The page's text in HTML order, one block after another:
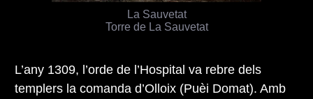
La Sauvetat
Torre de La Sauvetat
L’any 1309, l’orde de l’Hospital va rebre dels
templers la comanda d’Olloix (Puèi Domat). Amb